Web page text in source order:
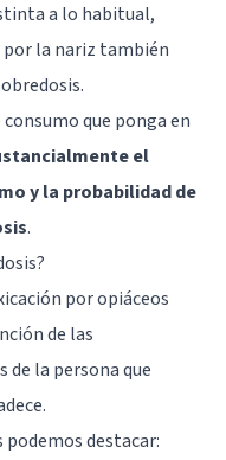
a lo habitual,
por la nariz también
que ponga en
el
y la probabilidad de
.
por opiáceos
de las
de la persona que
destacar: